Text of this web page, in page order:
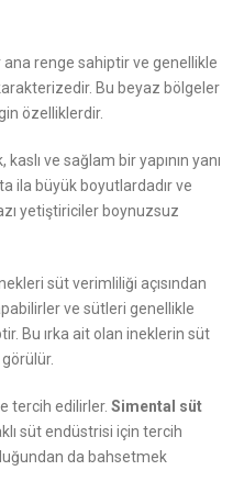
ana renge sahiptir ve genellikle
Bu beyaz bölgeler
özelliklerdir.
kaslı ve sağlam bir yapının yanı
ila büyük boyutlardadır ve
yetiştiriciler boynuzsuz
süt verimliliği açısından
ve sütleri genellikle
Bu ırka ait olan ineklerin süt
tercih edilirler. Simental süt
süt endüstrisi için tercih
da bahsetmek